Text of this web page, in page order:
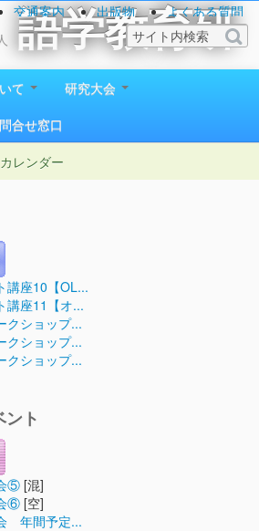
語学教育研
12）年創立
交通案内 出版物
よくある質問
て
研究大会
合せ窓口
レンダー
座10【OL...
座11【オ...
ショップ...
ショップ...
ショップ...
ント
⑤ [混]
⑥ [空]
年間予定...